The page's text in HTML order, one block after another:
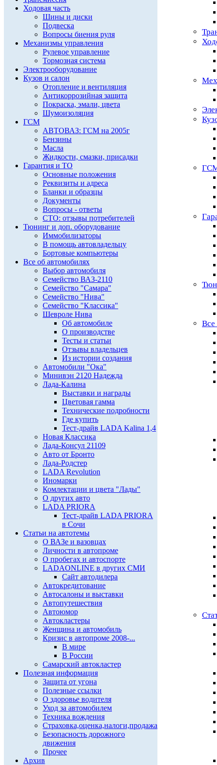
Ходовая часть
Шины и диски
Подвеска
Вопросы биения руля
Механизмы управления
Рулевое управление
Тормозная система
Электрооборудование
Кузов и салон
Отопление и вентиляция
Антикоррозийная защита
Покраска, эмали, цвета
Шумоизоляция
ГСМ
АВТОВАЗ: ГСМ на 2005г
Бензины
Масла
Жидкости, смазки, присадки
Гарантия и ТО
Основные положения
Реквизиты и адреса
Бланки и образцы
Документы
Вопросы - ответы
СТО: отзывы потребителей
Тюнинг и доп. оборудование
Иммобилизаторы
В помощь автовладельцу
Бортовые компьютеры
Все об автомобилях
Выбор автомобиля
Семейство ВАЗ-2110
Семейство "Самара"
Семейство "Нива"
Семейство "Классика"
Шевроле Нива
Об автомобиле
О производстве
Тесты и статьи
Отзывы владельцев
Из истории создания
Автомобили "Ока"
Минивэн 2120 Надежда
Лада-Калина
Выставки и награды
Цветовая гамма
Технические подробности
Где купить
Тест-драйв LADA Kalina 1,4
Новая Классика
Лада-Консул 21109
Авто от Бронто
Лада-Родстер
LADA Revolution
Иномарки
Комлектации и цвета "Лады"
О других авто
LADA PRIORA
Тест-драйв LADA PRIORA
в Сочи
Статьи на автотемы
О ВАЗе и вазовцах
Личности в автопроме
О пробегах и автоспорте
LADAONLINE в других СМИ
Сайт автодилера
Автокредитование
Автосалоны и выставки
Автопутешествия
Автоюмор
Автокластеры
Женщина и автомобиль
Кризис в автопроме 2008-...
В мире
В России
Самарский автокластер
Полезная информация
Защита от угона
Полезные ссылки
О здоровье водителя
Уход за автомобилем
Техника вождения
Страховка,оценка,налоги,продажа
Безопасность дорожного
движения
Прочее
Архив
Все